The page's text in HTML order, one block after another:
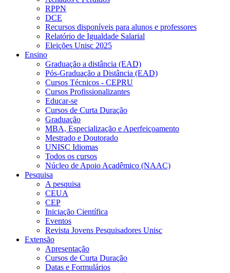
RPPN
DCE
Recursos disponíveis para alunos e professores
Relatório de Igualdade Salarial
Eleições Unisc 2025
Ensino
Graduação a distância (EAD)
Pós-Graduação a Distância (EAD)
Cursos Técnicos - CEPRU
Cursos Profissionalizantes
Educar-se
Cursos de Curta Duração
Graduação
MBA, Especialização e Aperfeiçoamento
Mestrado e Doutorado
UNISC Idiomas
Todos os cursos
Núcleo de Apoio Acadêmico (NAAC)
Pesquisa
A pesquisa
CEUA
CEP
Iniciação Científica
Eventos
Revista Jovens Pesquisadores Unisc
Extensão
Apresentação
Cursos de Curta Duração
Datas e Formulários